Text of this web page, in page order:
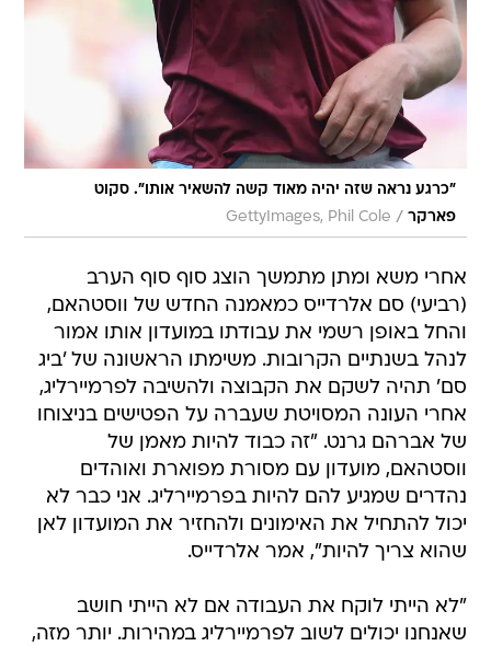
"כרגע נראה שזה יהיה מאוד קשה להשאיר אותו". סקוט
פארקר /
GettyImages, Phil Cole
אחרי משא ומתן מתמשך הוצג סוף סוף הערב
(רביעי) סם אלרדייס כמאמנה החדש של ווסטהאם,
והחל באופן רשמי את עבודתו במועדון אותו אמור
לנהל בשנתיים הקרובות. משימתו הראשונה של 'ביג
סם' תהיה לשקם את הקבוצה ולהשיבה לפרמיירליג,
אחרי העונה המסויטת שעברה על הפטישים בניצוחו
של אברהם גרנט. "זה כבוד להיות מאמן של
ווסטהאם, מועדון עם מסורת מפוארת ואוהדים
נהדרים שמגיע להם להיות בפרמיירליג. אני כבר לא
יכול להתחיל את האימונים ולהחזיר את המועדון לאן
שהוא צריך להיות", אמר אלרדייס.
"לא הייתי לוקח את העבודה אם לא הייתי חושב
שאנחנו יכולים לשוב לפרמיירליג במהירות. יותר מזה,